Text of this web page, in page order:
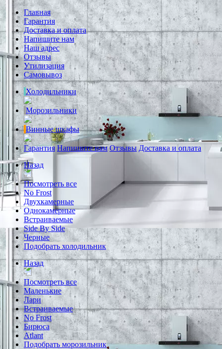
Главная
Гарантия
Доставка и оплата
Напишите нам
Наш адрес
Отзывы
Утилизация
Самовывоз
Холодильники
Морозильники
Винные шкафы
Гарантия Напишите нам Отзывы Доставка и оплата
Назад
Посмотреть все
No Frost
Двухкамерные
Однокамерные
Встраиваемые
Side By Side
Черные
Подобрать холодильник
Назад
Посмотреть все
Маленькие
Лари
Встраиваемые
No Frost
Бирюса
Atlant
Подобрать морозильник